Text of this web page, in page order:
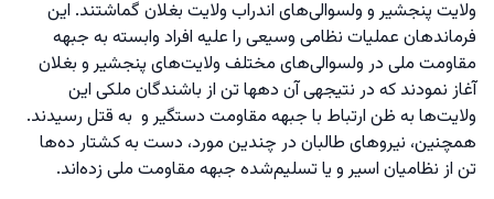
ولایت پنجشیر و ولسوالی‌های اندراب ولایت بغلان گماشتند. این
فرماندهان عملیات نظامی وسیعی را علیه افراد وابسته به جبهه
مقاومت ملی در ولسوالی‌های مختلف ولایت‌های پنجشیر و بغلان
آغاز نمودند که در نتیجهی آن دهها تن از باشندگان ملکی این
ولایت‌ها به ظن ارتباط با جبهه مقاومت دستگیر و به قتل رسیدند.
همچنین، نیروهای طالبان در چندین مورد، دست به کشتار ده‌ها
تن از نظامیان اسیر و یا تسلیم‌شده جبهه مقاومت ملی زده‌ا‌ند.